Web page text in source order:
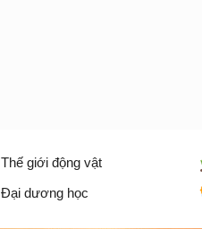
Thế giới động vật
Đại dương học